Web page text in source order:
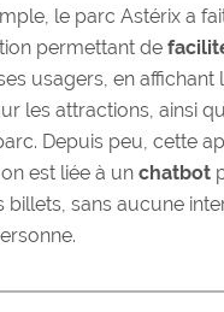
le parc Astérix a
permettant de
usagers, en affichant
les attractions, ainsi
Depuis peu, cette
on est liée à un chatbot
billets, sans aucune